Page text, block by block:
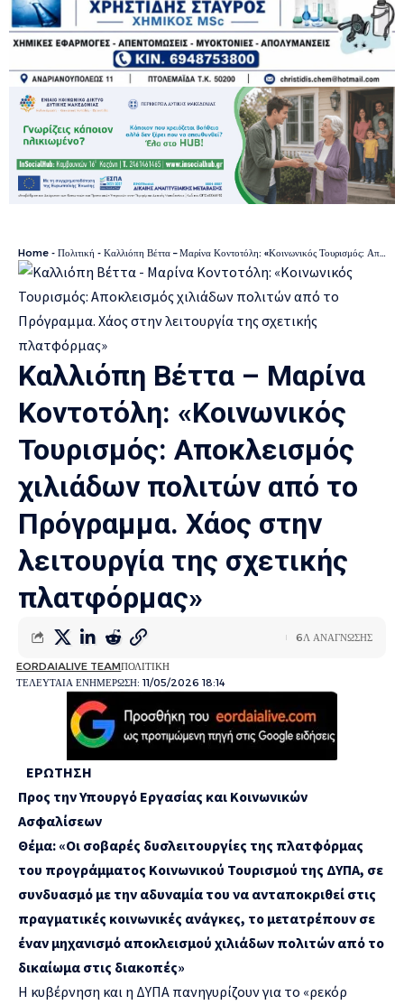
Home - Πολιτική - Καλλιόπη Βέττα – Μαρίνα Κοντοτόλη: «Κοινωνικός Τουρισμός: Αποκλεισμός χιλιάδων πολιτών από το Πρόγραμμα. Χάος στην λειτουργία της σχετικής πλατφόρμας»
Καλλιόπη Βέττα – Μαρίνα
Κοντοτόλη: «Κοινωνικός
Τουρισμός: Αποκλεισμός
χιλιάδων πολιτών από το
Πρόγραμμα. Χάος στην
λειτουργία της σχετικής
πλατφόρμας»
ΤΕΛΕΥΤΑΙΑ ΕΝΗΜΕΡΩΣΗ: 11/05/2026 18:14
EORDAIALIVE TEAMΠΟΛΙΤΙΚΗ
6Λ ΑΝΑΓΝΩΣΗΣ
ΕΡΩΤΗΣΗ
Προς την Υπουργό Εργασίας και Κοινωνικών
Ασφαλίσεων
Θέμα: «Οι σοβαρές δυσλειτουργίες της πλατφόρμας
του προγράμματος Κοινωνικού Τουρισμού της ΔΥΠΑ, σε
συνδυασμό με την αδυναμία του να ανταποκριθεί στις
πραγματικές κοινωνικές ανάγκες, το μετατρέπουν σε
έναν μηχανισμό αποκλεισμού χιλιάδων πολιτών από το
δικαίωμα στις διακοπές»
Η κυβέρνηση και η ΔΥΠΑ πανηγυρίζουν για το «ρεκόρ